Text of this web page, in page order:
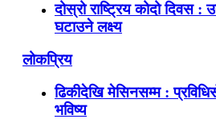
दोस्रो राष्ट्रिय कोदो दिवस
घटाउने लक्ष्य
लोकप्रिय
ढिकीदेखि मेसिनसम्म :
भविष्य